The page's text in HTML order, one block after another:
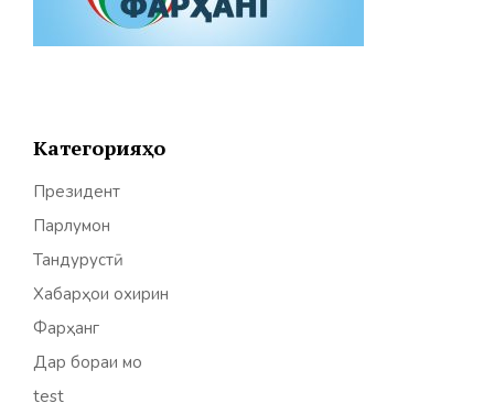
Категорияҳо
Президент
Парлумон
Тандурустӣ
Хабарҳои охирин
Фарҳанг
Дар бораи мо
test